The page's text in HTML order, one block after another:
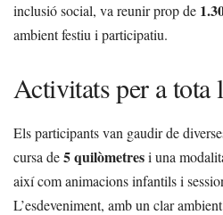
inclusió social, va reunir prop de
ambient festiu i participatiu.
Activitats per a tota
Els participants van gaudir de
cursa de5 quilòmetresi una
així com animacions infantils i
L’esdeveniment, amb un clar